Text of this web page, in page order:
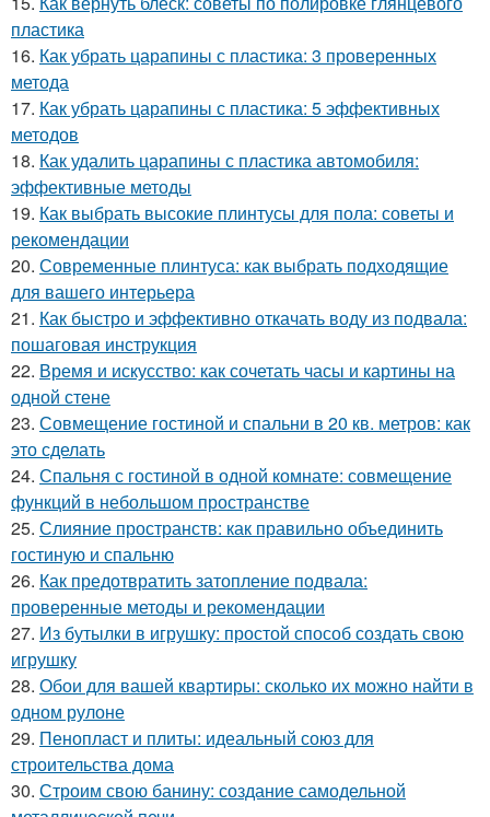
пластика
16. Как убрать царапины с пластика: 3 проверенных
метода
17. Как убрать царапины с пластика: 5 эффективных
методов
18. Как удалить царапины с пластика автомобиля:
эффективные методы
19. Как выбрать высокие плинтусы для пола: советы и
рекомендации
20. Современные плинтуса: как выбрать подходящие
для вашего интерьера
21. Как быстро и эффективно откачать воду из подвала:
пошаговая инструкция
22. Время и искусство: как сочетать часы и картины на
одной стене
23. Совмещение гостиной и спальни в 20 кв. метров: как
это сделать
24. Спальня с гостиной в одной комнате: совмещение
функций в небольшом пространстве
25. Слияние пространств: как правильно объединить
гостиную и спальню
26. Как предотвратить затопление подвала:
проверенные методы и рекомендации
27. Из бутылки в игрушку: простой способ создать свою
игрушку
28. Обои для вашей квартиры: сколько их можно найти в
одном рулоне
29. Пенопласт и плиты: идеальный союз для
строительства дома
30. Строим свою банину: создание самодельной